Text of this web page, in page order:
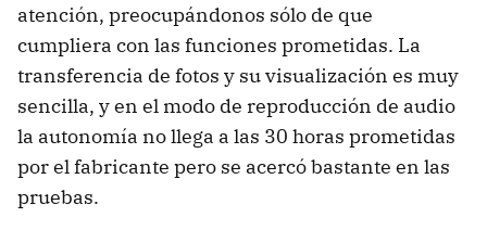
atención, preocupándonos sólo de que
cumpliera con las funciones prometidas. La
transferencia de fotos y su visualización es muy
sencilla, y en el modo de reproducción de audio
la autonomía no llega a las 30 horas prometidas
por el fabricante pero se acercó bastante en las
pruebas.